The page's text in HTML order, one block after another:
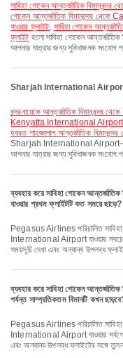
সাবিহা গোকেন আন্তর্জাতিক বিমানবন্দর
গোকেন আন্তর্জাতিক বিমানবন্দর
যাওয়ার ফ্লাইট, সাবিহা গোকেন
ফ্লাইট হলো সাবিহা গোকেন আন্তর্জাতিক
আপনার যাত্রার জন্য সুবিধাজনক সংযোগ
Sharjah International Airport-এ
বন্দরনায়েকে আন্তর্জাতিক
Kenyatta International Airport
হযরত শাহজালাল আন্তর্জাতিক
Sharjah International Airport–এর
আপনার যাত্রার জন্য সুবিধাজনক সংযোগ
ব্যবহার করে সাবিহা গোকেন
যাওয়ার প্রথম ফ্লাইটটি কত সময়ে ছাড়ে?
Pegasus Airlines পরিচালিত সাবিহা গোকেন আন্তর্জাতিক বিমানবন্দর থেকে Sharjah
International Airport যাওয়ার
সময়সূচি দেখা এবং অন্যান্য উপলব্ধ
ব্যবহার করে সাবিহা গোকেন
পর্যন্ত সাম্প্রতিকতম বিমানটি কখন
Pegasus Airlines পরিচালিত সাবিহা গোকেন আন্তর্জাতিক বিমানবন্দর থেকে Sharjah
International Airport যাওয়ার
এবং অন্যান্য উপলব্ধ ফ্লাইটের সঙ্গে